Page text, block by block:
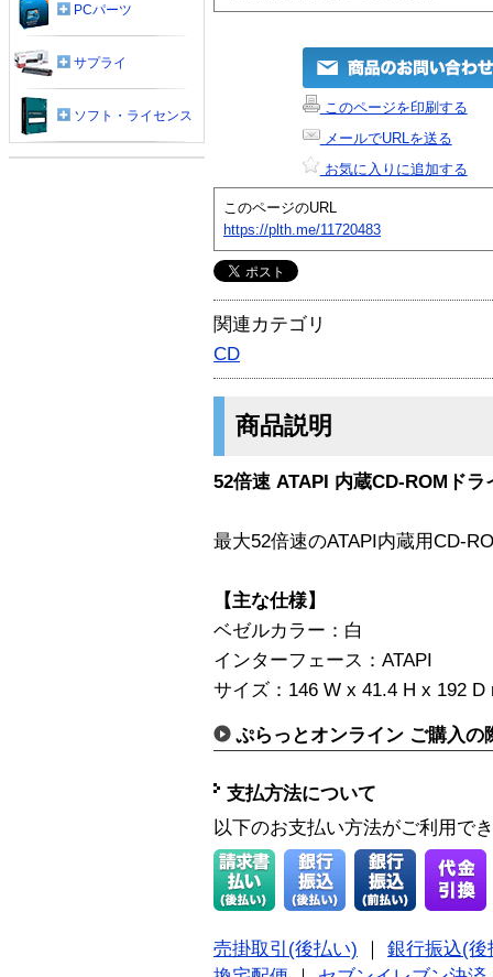
このページを印刷する
メールでURLを送る
お気に入りに追加する
このページのURL
https://plth.me/11720483
関連カテゴリ
CD
商品説明
52倍速 ATAPI 内蔵CD-ROMドラ
最大52倍速のATAPI内蔵用CD-
【主な仕様】
ベゼルカラー：白
インターフェース：ATAPI
サイズ：146 W x 41.4 H x 192 D
ぷらっとオンライン ご購入の
支払方法について
以下のお支払い方法がご利用で
売掛取引(後払い)
銀行振込(後
PCパーツ
サプライ
ソフト・ライセンス